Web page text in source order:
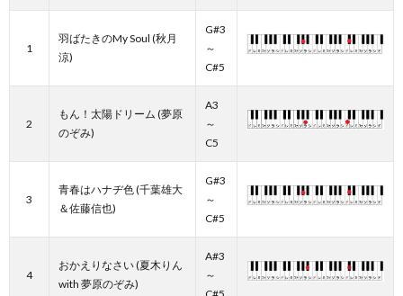
1
羽ばたきのMy Soul (秋月
涼)
G#3
～
C#5
2
もん！太陽ドリーム (夢原
のぞみ)
A3
～
C5
3
青春はハナヂ色 (千葉雄大
＆佐藤信也)
G#3
～
C#5
4
おかえりなさい (夏木りん
with 夢原のぞみ)
A#3
～